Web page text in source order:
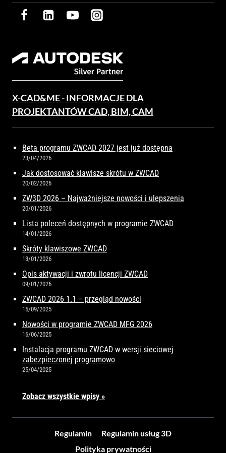
X-CAD&ME - INFORMACJE DLA
PROJEKTANTÓW CAD, BIM, CAM
Beta programu ZWCAD 2027 jest już dostępna
23/04/2026
Jak dostosować klawisze skrótu w ZWCAD
20/02/2026
ZW3D 2026 – Najważniejsze nowości i ulepszenia
20/01/2026
Lista poleceń dostępnych w programie ZWCAD
14/01/2026
Skróty klawiszowe ZWCAD
13/01/2026
Opis aktywacji i zwrotu licencji ZWCAD
09/01/2026
ZWCAD 2026 1.1 – przegląd nowości
15/09/2025
Nowości w programie ZWCAD MFG 2026
16/06/2025
Instalacja programu ZWCAD w wersji sieciowej
zabezpieczonej programowo
25/04/2025
Zobacz wszystkie wpisy »
Regulamin
Regulamin usług 3D
Polityka prywatności